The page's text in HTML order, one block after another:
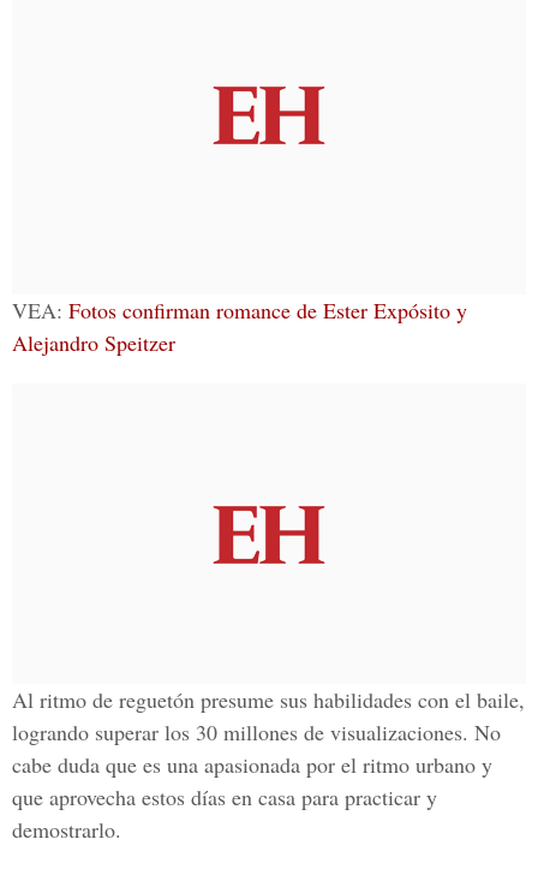
VEA: Fotos confirman romance de Ester Expósito y
Alejandro Speitzer
Al ritmo de reguetón presume sus habilidades con el baile,
logrando superar los 30 millones de visualizaciones. No
cabe duda que es una apasionada por el ritmo urbano y
que aprovecha estos días en casa para practicar y
demostrarlo.